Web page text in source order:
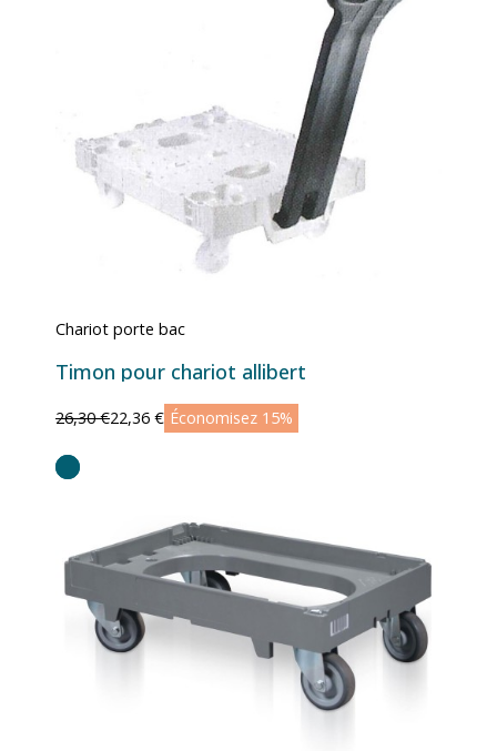
Chariot porte bac
Timon pour chariot allibert
26,30 €22,36 € Économisez 15%